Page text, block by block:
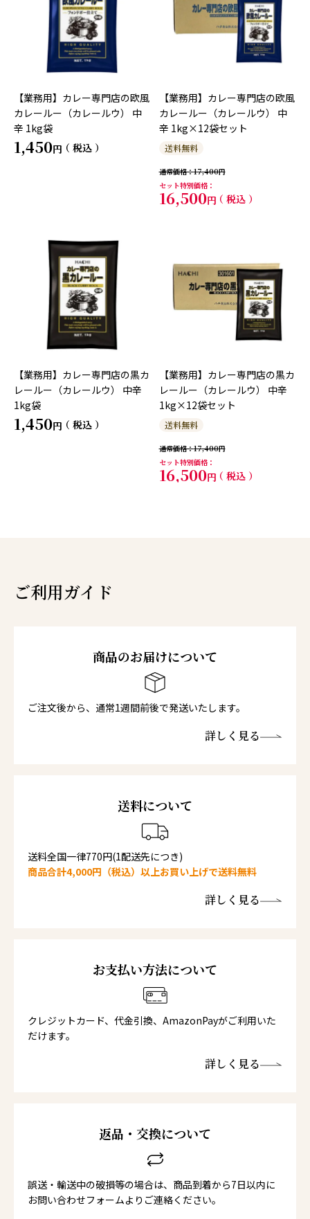
【業務用】カレー専門店の欧風
カレールー（カレールウ） 中
辛 1kg袋
1,450 税込
【業務用】カレー専門店の欧風
カレールー（カレールウ） 中
辛 1kg×12袋セット
送料無料
通常価格
17,400
セット特別価格
16,500 税込
【業務用】カレー専門店の黒カ
レールー（カレールウ） 中辛
1kg袋
1,450 税込
【業務用】カレー専門店の黒カ
レールー（カレールウ） 中辛
1kg×12袋セット
送料無料
通常価格
17,400
セット特別価格
16,500 税込
ご利用ガイド
商品のお届けについて
ご注文後から、通常1週間前後で発送いたします。
詳しく見る
送料について
送料全国一律770円(1配送先につき)
商品合計4,000円（税込）以上お買い上げで送料無料
詳しく見る
お支払い方法について
クレジットカード、代金引換、AmazonPayがご利用いた
だけます。
詳しく見る
返品・交換について
誤送・輸送中の破損等の場合は、商品到着から7日以内に
お問い合わせフォームよりご連絡ください。